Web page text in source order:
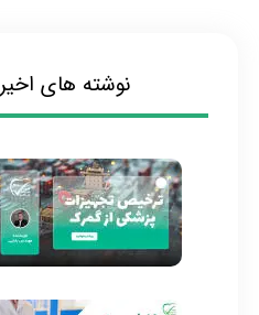
نوشته های اخیر